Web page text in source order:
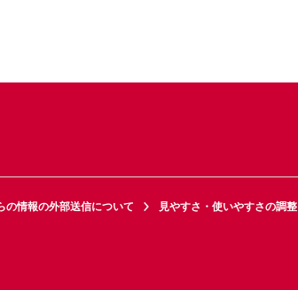
の情報の外部送信について
見やすさ・使いやすさの調整